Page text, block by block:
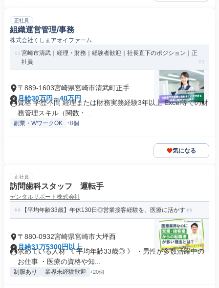
正社員
組織運営管理/事務
株式会社くしまアオイファーム
宮崎市清武｜経理・財務｜経験者歓迎｜社長直下のポジション｜正
社員
〒889-1603宮崎県宮崎市清武町正手
月給30万円～40万円
資格 学歴不問 経理または財務実務経験3年以上 Excel等での財
務管理スキル（関数・...
副業・WワークOK +8個
気になる
正社員
訪問歯科スタッフ 運転手
デンタルサポート株式会社
【平均年齢33歳】年休130日◎営業接客経験を、医療に活かす
〒880-0932宮崎県宮崎市大坪西
月給31万5300円以上
求めている人材 《 平均年齢33歳◎ 》 ・男性が多数活躍中の
お仕事 ・医療の資格や知...
制服あり 業界未経験歓迎 +20個